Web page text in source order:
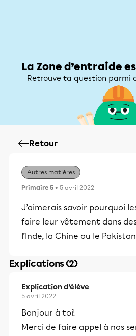
La Zone d’entraide
Retrouve ta question parmi
Retour
Autres matières
Primaire 5 • 5 avril 2022
J’aimerais savoir pourquoi
faire leur vêtement dans
l’Inde, la Chine ou le Pakistan
Explications (2)
Explication d’élève
5 avril 2022
Bonjour à toi!
Merci de faire appel à nos